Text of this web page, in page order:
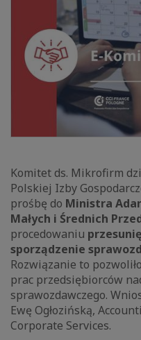
Komitet ds. Mikrofirm
Polskiej Izby
prośbę do Ministra
Małych i Średnich
procedowaniu
sporządzenie
Rozwiązanie to
prac przedsiębiorców
sprawozdawczego.
Ewę Ogłozińską,
Corporate Services.